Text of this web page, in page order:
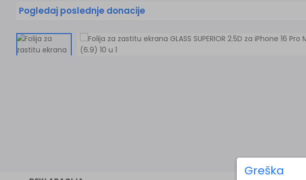
Pogledaj poslednje donacije
Greška
Greška